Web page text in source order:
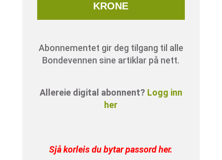
KRONE
Abonnementet gir deg tilgang til alle
Bondevennen sine artiklar på nett.
Allereie digital abonnent? Logg inn
her
Sjå korleis du bytar passord her.